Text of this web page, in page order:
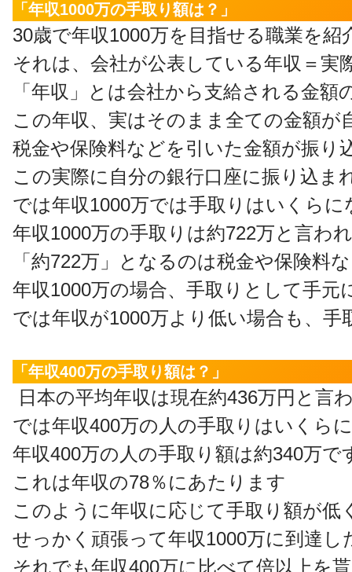
「年収1000万の手取り額は？」
30歳で年収1000万を目指せる職業を
それは、会社が公表している年収＝
「年収」とは会社から支給される金
この年収、実はそのまま全ての金額
税金や保険料などを引いた金額が振り
この実際に自分の銀行口座に振り込
では年収1000万では手取りはいくら
年収1000万の手取りは約722万と言わ
「約722万」となるのは税金や保険
年収1000万の場合、手取りとして手
では年収が1000万より低い場合も、
「年収400万の手取り額は？」
日本の平均年収は現在約436万円と言
では年収400万の人の手取りはいくら
年収400万の人の手取り額は約340万で
これは年収の78％にあたります
このように年収に応じて手取り額が低
せっかく頑張って年収1000万に到達
それでも年収400万に比べて倍以上を